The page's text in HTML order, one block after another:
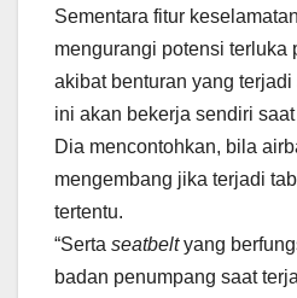
Sementara fitur
mengurangi potensi terluka
akibat benturan yang
ini akan bekerja sendiri
Dia mencontohkan, bila
mengembang jika terjadi
tertentu.
“Serta seatbeltyang
badan penumpang saat